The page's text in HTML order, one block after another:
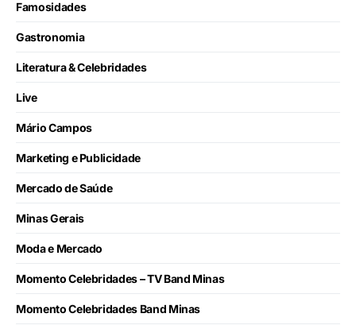
Famosidades
Gastronomia
Literatura & Celebridades
Live
Mário Campos
Marketing e Publicidade
Mercado de Saúde
Minas Gerais
Moda e Mercado
Momento Celebridades – TV Band Minas
Momento Celebridades Band Minas